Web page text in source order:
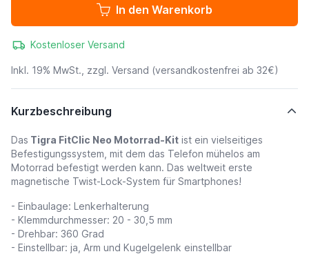
In den Warenkorb
Kostenloser Versand
Inkl. 19% MwSt., zzgl. Versand (versandkostenfrei ab 32€)
Kurzbeschreibung
Das Tigra FitClic Neo Motorrad-Kit ist ein vielseitiges
Befestigungssystem, mit dem das Telefon mühelos am
Motorrad befestigt werden kann. Das weltweit erste
magnetische Twist-Lock-System für Smartphones!
- Einbaulage: Lenkerhalterung
- Klemmdurchmesser: 20 - 30,5 mm
- Drehbar: 360 Grad
- Einstellbar: ja, Arm und Kugelgelenk einstellbar